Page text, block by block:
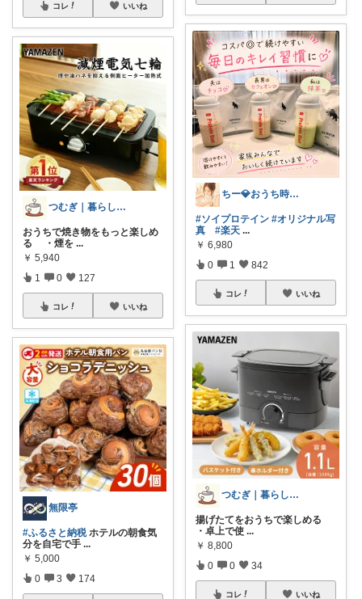
コレ いいね
つむぎ｜暮らしを少し豊かに
おうちで焼き物をもっと楽しめ
る ・煙を ...
￥ 5,940
1 0 127
コレ いいね
無限亭
#ふるさと納税ホテルの朝食気
分を自宅で手 ...
￥ 5,000
0 3 174
ちー💎おうち時間と整える暮らし🏠
#ソイプロテイン #オリジナル写
真
#楽天 ...
￥ 6,980
0 1 842
コレ いいね
つむぎ｜暮らしを少し豊かに
揚げたてをおうちで楽しめる
・卓上で使 ...
￥ 8,800
0 0 34
コレ いいね